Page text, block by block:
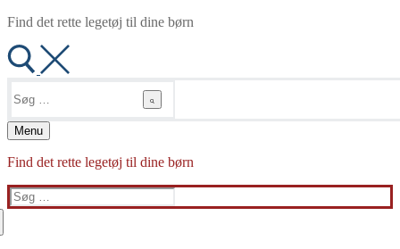
Find det rette legetøj til dine børn
efter:
Menu
Find det rette legetøj til dine børn
Søg
efter: